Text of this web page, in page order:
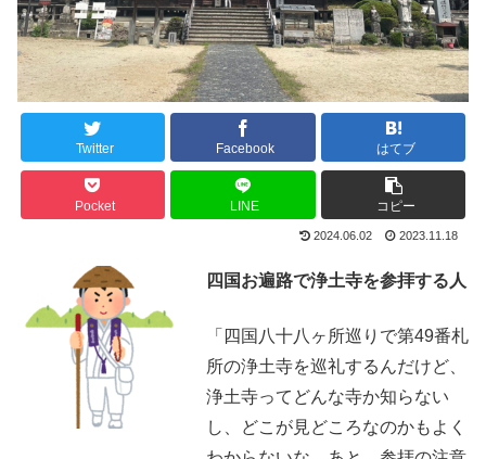
Twitter Facebook はてブ
Pocket LINE コピー
2024.06.02 2023.11.18
四国お遍路で浄土寺を参拝する人
「四国八十八ヶ所巡りで第49番札
所の浄土寺を巡礼するんだけど、
浄土寺ってどんな寺か知らない
し、どこが見どころなのかもよく